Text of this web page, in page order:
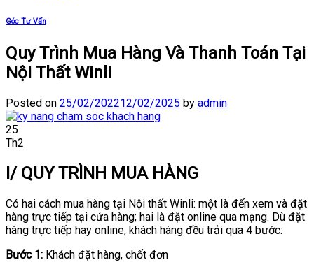
Góc Tư Vấn
Quy Trình Mua Hàng Và Thanh Toán Tại
Nội Thất Winli
Posted on 25/02/202212/02/2025 by admin
25
Th2
I/ QUY TRÌNH MUA HÀNG
Có hai cách mua hàng tại Nội thất Winli: một là đến xem và đặt
hàng trực tiếp tại cửa hàng; hai là đặt online qua mạng. Dù đặt
hàng trực tiếp hay online, khách hàng đều trải qua 4 bước:
Bước 1: Khách đặt hàng, chốt đơn